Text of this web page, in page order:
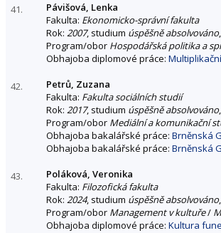
41.
Pávišová, Lenka
Fakulta: Ekonomicko-správní fakulta
Rok: 2007, studium úspěšně absolvováno
Program/obor Hospodářská politika a
Obhajoba diplomové práce:
42.
Petrů, Zuzana
Fakulta: Fakulta sociálních studií
Rok: 2017, studium úspěšně absolvováno
Program/obor Mediální a komunikační
Obhajoba bakalářské práce: Brněnská
Obhajoba bakalářské práce: Brněnská
43.
Poláková, Veronika
Fakulta: Filozofická fakulta
Rok: 2024, studium úspěšně absolvováno
Program/obor Management v kultuře/
Obhajoba diplomové práce: Kultura